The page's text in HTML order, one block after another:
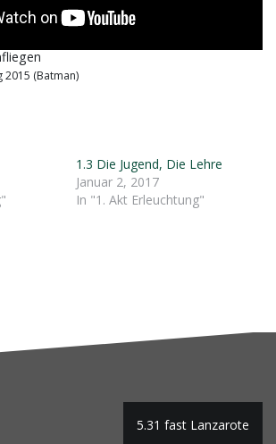
(Batman)
1.3 Die Jugend, Die Lehre
Januar 2, 2017
In "1. Akt Erleuchtung"
5.31 fast Lanzarote